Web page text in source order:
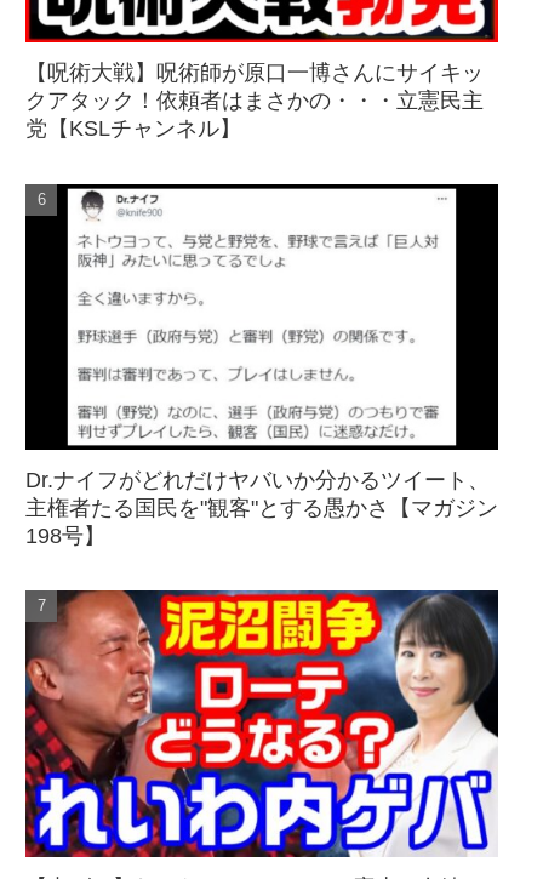
【呪術大戦】呪術師が原口一博さんにサイキッ
クアタック！依頼者はまさかの・・・立憲民主
党【KSLチャンネル】
Dr.ナイフがどれだけヤバいか分かるツイート、
主権者たる国民を"観客"とする愚かさ【マガジン
198号】